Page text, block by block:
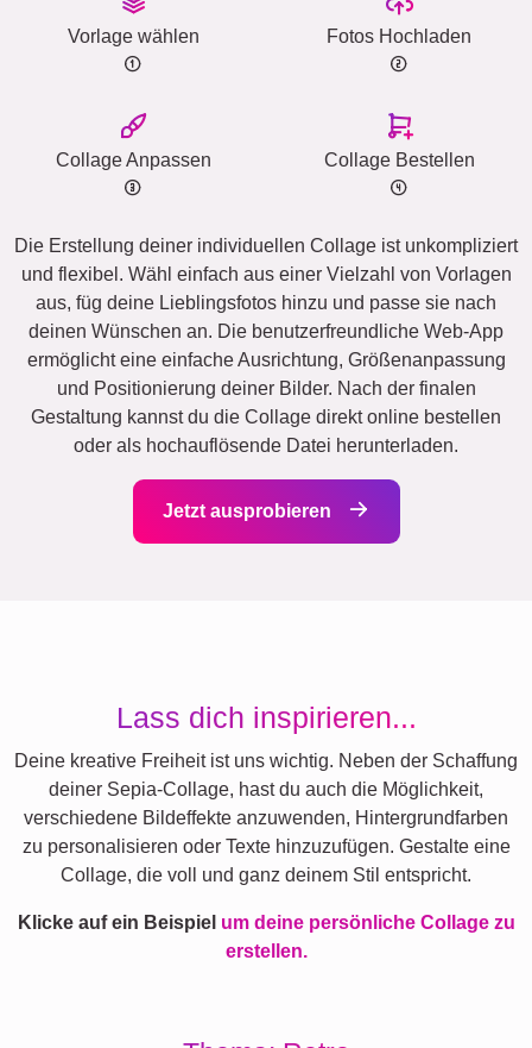
Vorlage wählen Fotos Hochladen
Collage Anpassen Collage Bestellen
Die Erstellung deiner individuellen Collage ist unkompliziert
und flexibel. Wähl einfach aus einer Vielzahl von Vorlagen
aus, füg deine Lieblingsfotos hinzu und passe sie nach
deinen Wünschen an. Die benutzerfreundliche Web-App
ermöglicht eine einfache Ausrichtung, Größenanpassung
und Positionierung deiner Bilder. Nach der finalen
Gestaltung kannst du die Collage direkt online bestellen
oder als hochauflösende Datei herunterladen.
Jetzt ausprobieren
Lass dich inspirieren...
Deine kreative Freiheit ist uns wichtig. Neben der Schaffung
deiner Sepia-Collage, hast du auch die Möglichkeit,
verschiedene Bildeffekte anzuwenden, Hintergrundfarben
zu personalisieren oder Texte hinzuzufügen. Gestalte eine
Collage, die voll und ganz deinem Stil entspricht.
Klicke auf ein Beispiel um deine persönliche Collage zu
erstellen.